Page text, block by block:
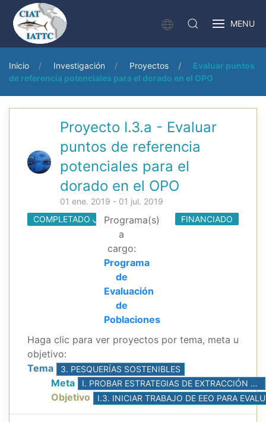
MENU
Inicio Investigación Proyectos
Evaluar puntos
de referencia potenciales para el dorado en el OPO
Proyecto I.3.a - Evaluar
puntos de referencia
potenciales para el
dorado en el OPO
01 ene. 2019 - 01 jul. 2019
COMPLETADO
Programa(s)
a
cargo:
Programa
de
Evaluación
de
Poblaciones
FINANCIADO
Haga clic para ver proyectos por tema, meta u
objetivo:
Tema
3. PESQUERÍAS SOSTENIBLES
Meta I. PROBAR ESTRATEGIAS DE EXTRACCIÓN USANDO EVALUACIONES DE ESTRATEGIAS DE ORDENACIÓN (EEO)
Objetivo